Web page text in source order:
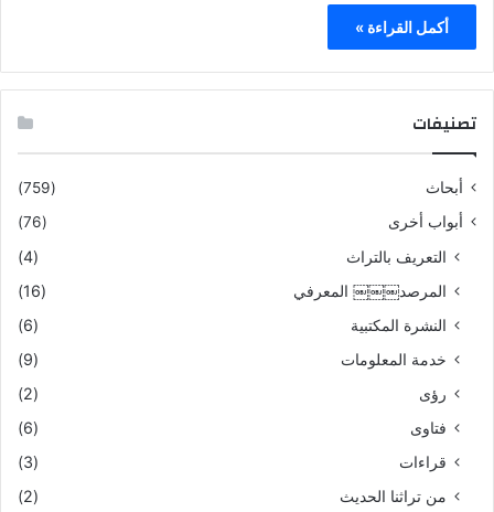
أكمل القراءة »
تصنيفات
أبحاث
(759)
أبواب أخرى
(76)
التعريف بالتراث
(4)
المرصد￼￼￼ المعرفي
(16)
النشرة المكتبية
(6)
خدمة المعلومات
(9)
رؤى
(2)
فتاوى
(6)
قراءات
(3)
من تراثنا الحديث
(2)